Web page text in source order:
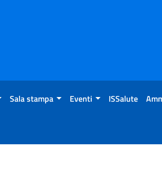
Sala stampa Eventi ISSalute